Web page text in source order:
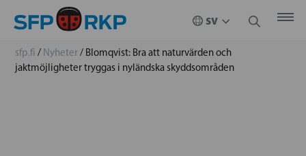
sfp.fi / Nyheter/ Blomqvist: Bra att naturvärden och
jaktmöjligheter tryggas i nyländska skyddsområden